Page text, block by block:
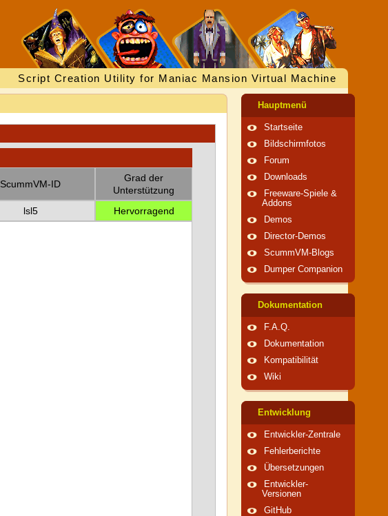
Script Creation Utility for Maniac Mansion Virtual Machine
ScummVM-ID
Grad der
Unterstützung
lsl5 Hervorragend
Hauptmenü
Startseite
Bildschirmfotos
Forum
Downloads
Freeware-Spiele &
Addons
Demos
Director-Demos
ScummVM-Blogs
Dumper Companion
Dokumentation
F.A.Q.
Dokumentation
Kompatibilität
Wiki
Entwicklung
Entwickler-Zentrale
Fehlerberichte
Übersetzungen
Entwickler-
Versionen
GitHub